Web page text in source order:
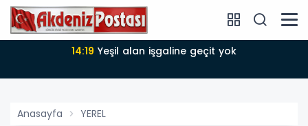
Anasayfa YEREL